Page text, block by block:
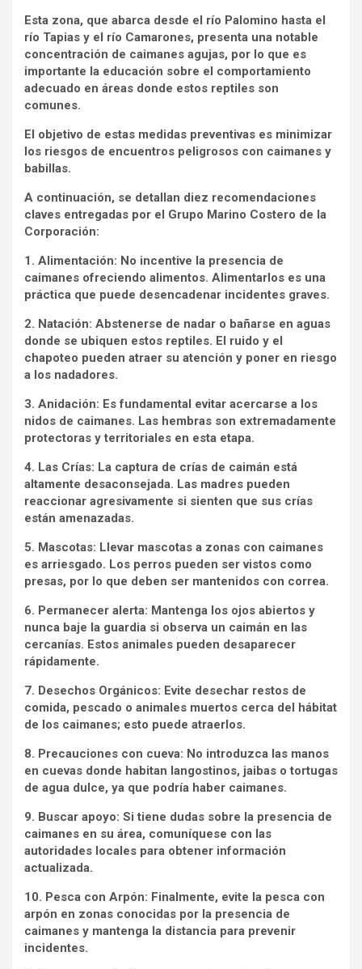
Esta zona, que abarca desde el río Palomino hasta el
río Tapias y el río Camarones, presenta una notable
concentración de caimanes agujas, por lo que es
importante la educación sobre el comportamiento
adecuado en áreas donde estos reptiles son
comunes.
El objetivo de estas medidas preventivas es minimizar
los riesgos de encuentros peligrosos con caimanes y
babillas.
A continuación, se detallan diez recomendaciones
claves entregadas por el Grupo Marino Costero de la
Corporación:
1. Alimentación: No incentive la presencia de
caimanes ofreciendo alimentos. Alimentarlos es una
práctica que puede desencadenar incidentes graves.
2. Natación: Abstenerse de nadar o bañarse en aguas
donde se ubiquen estos reptiles. El ruido y el
chapoteo pueden atraer su atención y poner en riesgo
a los nadadores.
3. Anidación: Es fundamental evitar acercarse a los
nidos de caimanes. Las hembras son extremadamente
protectoras y territoriales en esta etapa.
4. Las Crías: La captura de crías de caimán está
altamente desaconsejada. Las madres pueden
reaccionar agresivamente si sienten que sus crías
están amenazadas.
5. Mascotas: Llevar mascotas a zonas con caimanes
es arriesgado. Los perros pueden ser vistos como
presas, por lo que deben ser mantenidos con correa.
6. Permanecer alerta: Mantenga los ojos abiertos y
nunca baje la guardia si observa un caimán en las
cercanías. Estos animales pueden desaparecer
rápidamente.
7. Desechos Orgánicos: Evite desechar restos de
comida, pescado o animales muertos cerca del hábitat
de los caimanes; esto puede atraerlos.
8. Precauciones con cueva: No introduzca las manos
en cuevas donde habitan langostinos, jaibas o tortugas
de agua dulce, ya que podría haber caimanes.
9. Buscar apoyo: Si tiene dudas sobre la presencia de
caimanes en su área, comuníquese con las
autoridades locales para obtener información
actualizada.
10. Pesca con Arpón: Finalmente, evite la pesca con
arpón en zonas conocidas por la presencia de
caimanes y mantenga la distancia para prevenir
incidentes.